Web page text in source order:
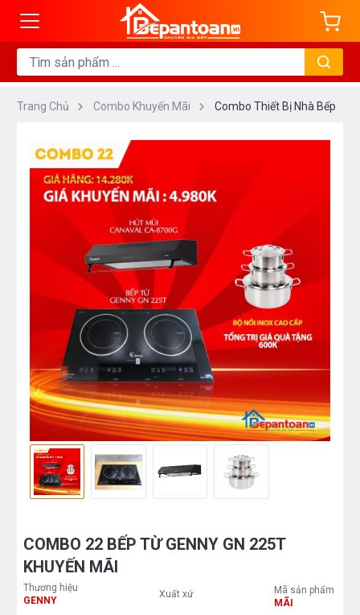
Trang Chủ Combo Khuyến Mãi Combo Thiết Bị Nhà Bếp
COMBO 22 BẾP TỪ GENNY GN 225T
KHUYẾN MÃI
Thương hiệu
GENNY
Xuất xứ
Mã sản phẩm
MÃI